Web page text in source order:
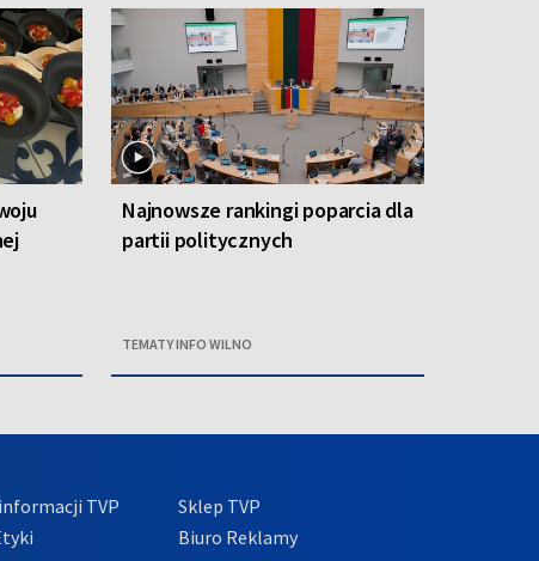
Najnowsze rankingi poparcia dla
partii politycznych
TEMATY INFO WILNO
TVP
Sklep TVP
Biuro Reklamy